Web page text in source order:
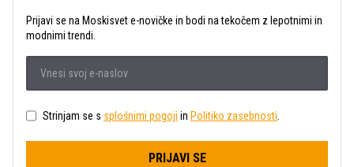
Prijavi se na Moskisvet e-novičke in bodi na tekočem z lepotnimi in
modnimi trendi.
Strinjam se s splošnimi pogoji in Politiko zasebnosti
PRIJAVI SE